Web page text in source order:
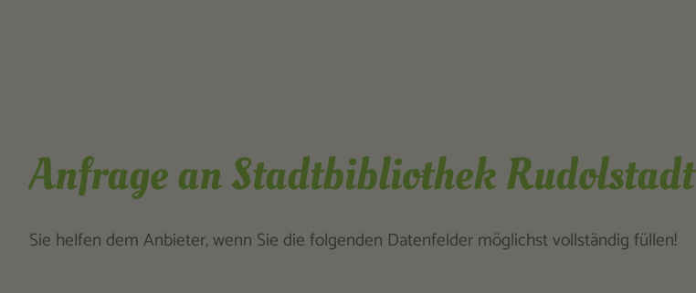
Anfrage an Stadtbibliothek Rudolstadt
Sie helfen dem Anbieter, wenn Sie die folgenden Datenfelder möglichst vollständig füllen!